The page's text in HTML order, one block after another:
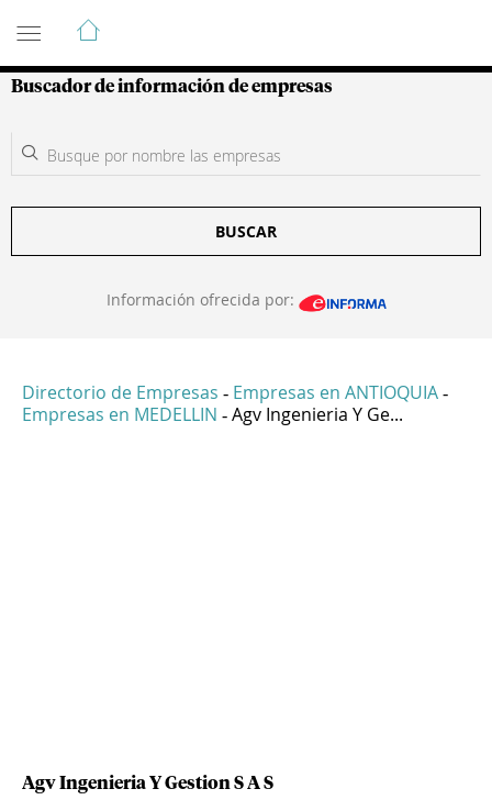
Guía de Empresas Colombianas
Buscador de información de empresas
BUSCAR
Información ofrecida por:
Directorio de Empresas - Empresas en ANTIOQUIA -
Empresas en MEDELLIN - Agv Ingenieria Y Ge...
Agv Ingenieria Y Gestion S A S